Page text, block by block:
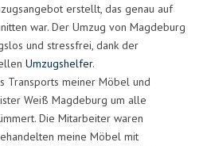
erstellt, das genau auf
war. Der Umzug von Magdeburg
und stressfrei, dank der
Umzugshelfer.
Transports meiner Möbel und
Weiß Magdeburg um alle
Die Mitarbeiter waren
meine Möbel mit